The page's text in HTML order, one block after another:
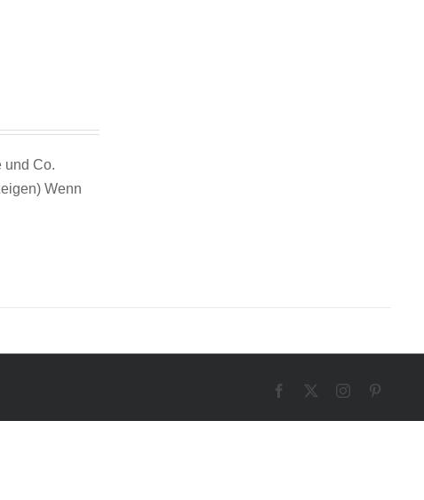
und Co.
Wenn
Facebook
TwitterInstagram